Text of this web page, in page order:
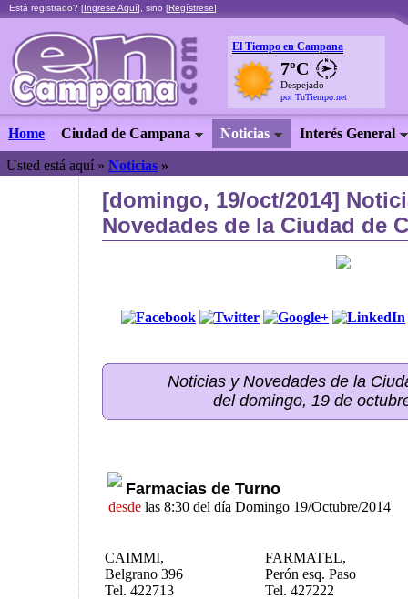
Está registrado? [Ingrese Aquí], sino [Regístrese]
El Tiempo en Campana
7ºC
Despejado
por TuTiempo.net
Home Ciudad de Campana Noticias Interés General
Usted está aquí » Noticias »
[domingo, 19/oct/2014]
Novedades de la Ciudad de
Noticias y Novedades de la
del domingo, 19 de
Farmacias de Turno
desde las 8:30 del día Domingo 19/Octubre/2014
CAIMMI,
Belgrano 396
Tel. 422713
FARMATEL,
Perón esq. Paso
Tel. 427222